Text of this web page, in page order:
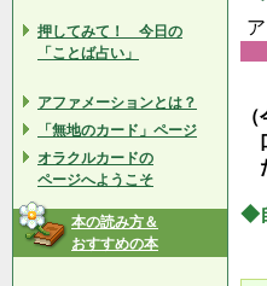
押してみて！ 今日の
「ことば占い」
アファメーションとは？
「無地のカード」ページ
オラクルカードの
ページへようこそ
本の読み方＆
おすすめの本
◆
◆